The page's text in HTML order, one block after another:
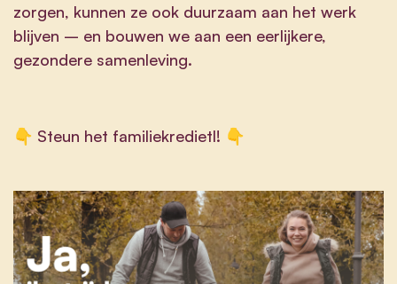
zorgen, kunnen ze ook duurzaam aan het werk
blijven – en bouwen we aan een eerlijkere,
gezondere samenleving.
👇 Steun het familiekredietl! 👇